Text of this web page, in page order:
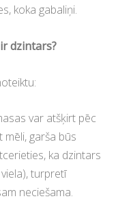
koka gabaliņi.
dzintars?
var atšķirt pēc
mēli, garša būs
ka dzintars
turpretī
neciešama.